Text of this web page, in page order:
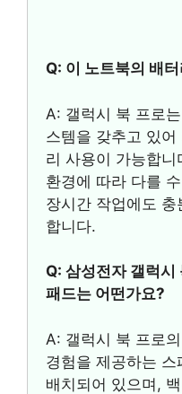
Q: 이 노트북의 배
A: 갤럭시 북 프로
스템을 갖추고 있
리 사용이 가능합
환경에 따라 다를
장시간 작업에도
합니다.
Q: 삼성전자 갤럭시
패드는 어떤가요?
A: 갤럭시 북 프로
경험을 제공하는
배치되어 있으며,